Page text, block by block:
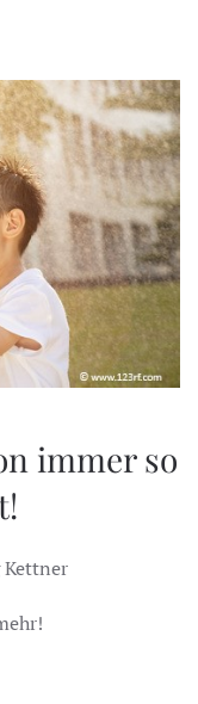
immer so
Kettner